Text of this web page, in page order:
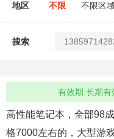
地区 不限 不限区
搜索
有效期:长期有
高性能笔记本，全部98
格7000左右的，大型游